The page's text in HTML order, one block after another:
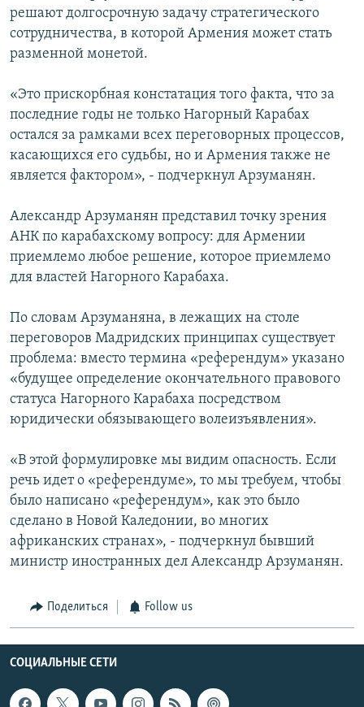
решают долгосрочную задачу стратегического
сотрудничества, в которой Армения может стать
разменной монетой.
«Это прискорбная констатация того факта, что за
последние годы не только Нагорный Карабах
остался за рамками всех переговорных процессов,
касающихся его судьбы, но и Армения также не
является фактором», - подчеркнул Арзуманян.
Александр Арзуманян представил точку зрения
АНК по карабахскому вопросу: для Армении
приемлемо любое решение, которое приемлемо
для властей Нагорного Карабаха.
По словам Арзуманяна, в лежащих на столе
переговоров Мадридских принципах существует
проблема: вместо термина «референдум» указано
«будущее определение окончательного правового
статуса Нагорного Карабаха посредством
юридически обязывающего волеизъявления».
«В этой формулировке мы видим опасность. Если
речь идет о «референдуме», то мы требуем, чтобы
было написано «референдум», как это было
сделано в Новой Каледонии, во многих
африканских странах», - подчеркнул бывший
министр иностранных дел Александр Арзуманян.
Поделиться Follow us
СОЦИАЛЬНЫЕ СЕТИ